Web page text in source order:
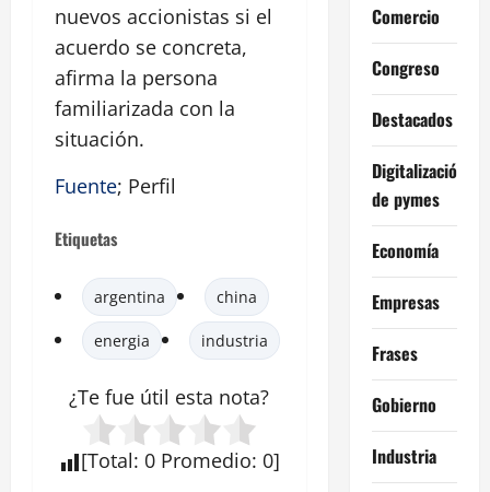
nuevos accionistas si el
acuerdo se concreta,
afirma la persona
familiarizada con la
situación.
Fuente; Perfil
Etiquetas
argentina china
energia industria
¿Te fue útil esta nota?
[Total: 0 Promedio: 0]
Comercio
Congreso
Destacados
Digitalización
de pymes
Economía
Empresas
Frases
Gobierno
Industria